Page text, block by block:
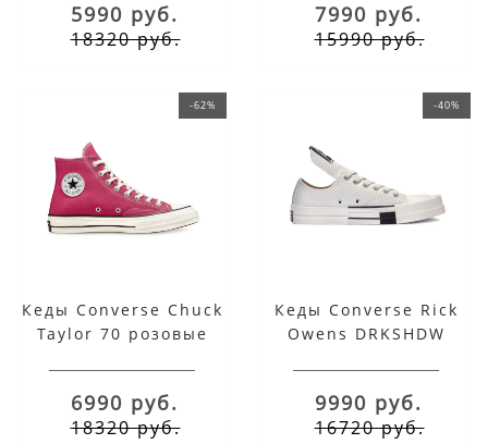
5990 руб.
18320 руб.
7990 руб.
15990 руб.
-62%
Кеды Converse Chuck
Taylor 70 розовые
6990 руб.
18320 руб.
-40%
Кеды Converse Rick
Owens DRKSHDW
9990 руб.
16720 руб.